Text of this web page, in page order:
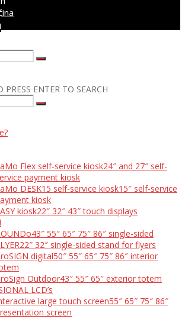
ENTER TO SEARCH
Flex self-service kiosk24″ and 27″ self-
payment kiosk
DESK15 self-service kiosk15″ self-service
kiosk
kiosk22″ 32″ 43″ touch displays
43″ 55″ 65″ 75″ 86″ single-sided
22″ 32″ single-sided stand for flyers
digital50″ 55″ 65″ 75″ 86″ interior
Outdoor43″ 55″ 65″ exterior totem
LCD’s
large touch screen55″ 65″ 75″ 86″
screen